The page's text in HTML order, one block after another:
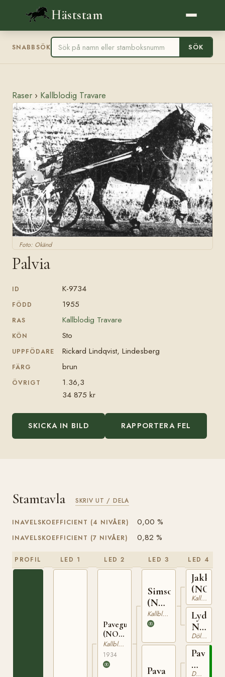
Häststam
SNABBSÖK SÖK
Raser › Kallblodig Travare
Foto: Okänd
Palvia
ID K-9734
FÖDD 1955
RAS Kallblodig Travare
KÖN Sto
UPPFÖDARE Rickard Lindqvist, Lindesberg
FÄRG brun
ÖVRIGT
1.36,3
34 875 kr
SKICKA IN BILD RAPPORTERA FEL
Stamtavla SKRIV UT / DELA
INAVELSKOEFFICIENT (4 NIVÅER) 0,00 %
INAVELSKOEFFICIENT (7 NIVÅER) 0,82 %
PROFIL LED 1 LED 2
Pavegutt
(NO)
T-159Kallblodig Travare
1934
LED 3
Simson
(NO)
T-67Kallblodig Travare
Pava
LED 4
Jakken
(NO)
Kallblodig Travare
Lydia
N
6075
Dölehäst
Paven
N
Dölehäst